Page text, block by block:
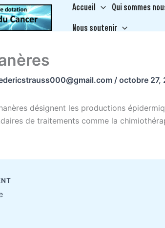
Accueil Qui sommes
Nous soutenir
/ octobre 27,
désignent les productions
de traitements comme la